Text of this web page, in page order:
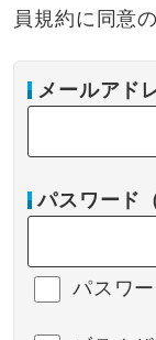
員規約に同意
メールアド
パスワード
パスワ